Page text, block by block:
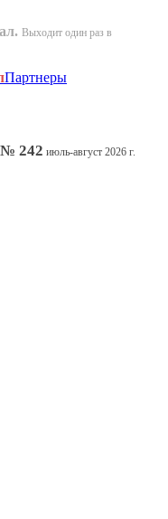
Выходит один раз в
Партнеры
№ 242 июль-август 2026 г.